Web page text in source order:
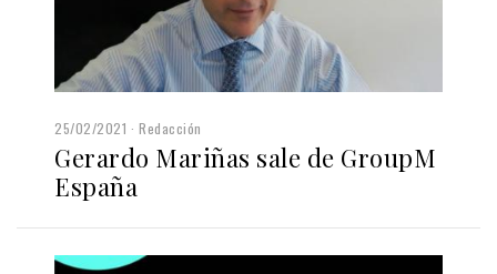
25/02/2021 Redacción
Gerardo Mariñas sale de GroupM
España